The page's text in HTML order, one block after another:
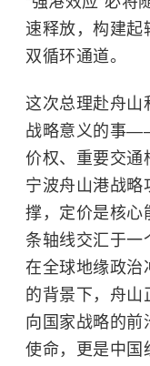
速释放，构建起
双循环通道。
这次总理赴舟山
战略意义的事
价权、重要交
宁波舟山港战略
撑，定价是核心
条轴线交汇于一
在全球地缘政治
的背景下，舟山
向国家战略的
使命，更是中国